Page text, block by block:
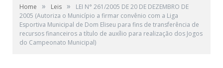
Home » Leis »
LEI N° 261/2005 DE 20 DE DEZEMBRO DE
2005 (Autoriza o Município a firmar convênio com a Liga
Esportiva Municipal de Dom Eliseu para fins de transferência de
recursos financeiros a título de auxílio para realização dos Jogos
do Campeonato Municipal)